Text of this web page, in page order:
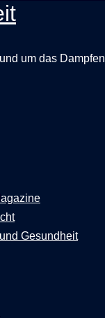
um das Dampfen
Gesundheit